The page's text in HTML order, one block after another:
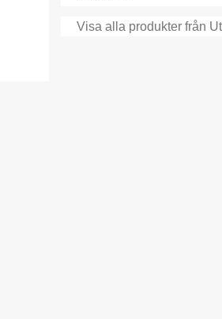
Visa alla produkter från